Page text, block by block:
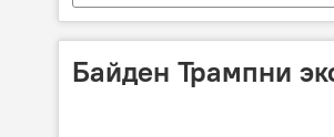
АЭС
Украина
Байден Трампни